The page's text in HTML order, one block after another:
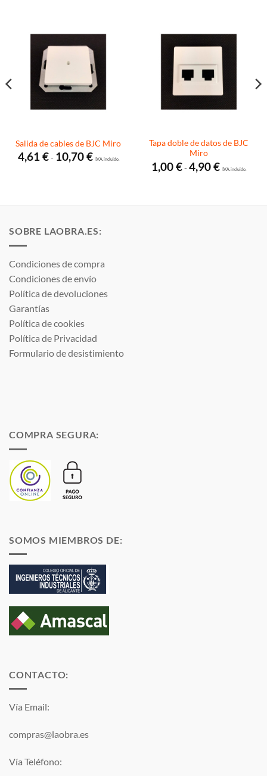
Salida de cables de BJC Miro
4,61€ - 10,70€Rango
de
I.V.A. incluido.
Tapa doble de datos de BJC
Miro
1,00€-4,90€Rango
de
I.V.A. incluido.
SOBRE LAOBRA.ES:
Condiciones de compra
Condiciones de envío
Política de devoluciones
Garantías
Política de cookies
Política de Privacidad
Formulario de desistimiento
COMPRA SEGURA:
SOMOS MIEMBROS DE:
CONTACTO:
Vía Email:
compras@laobra.es
Vía Teléfono: